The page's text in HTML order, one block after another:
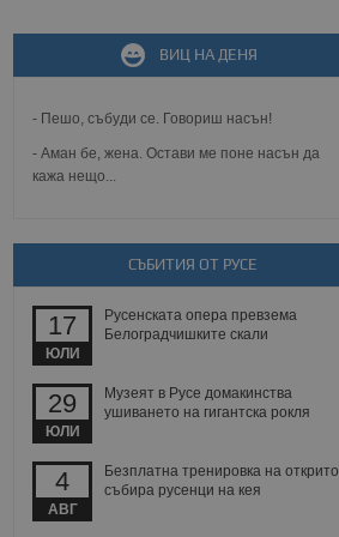
ВИЦ НА ДЕНЯ
- Пешо, събуди се. Говориш насън!
- Аман бе, жена. Остави ме поне насън да
кажа нещо...
СЪБИТИЯ ОТ РУСЕ
17
ЮЛИ
Русенската опера превзема
Белоградчишките скали
29
ЮЛИ
Музеят в Русе домакинства
ушиването на гигантска рокля
4
АВГ
Безплатна тренировка на открито
събира русенци на кея
зададена от уеб
при затваряне
на съгласието на
между хората
за да се правят
уебсайт.
бисквитките,
съответствие и
и
предоставя
използва
потребител може